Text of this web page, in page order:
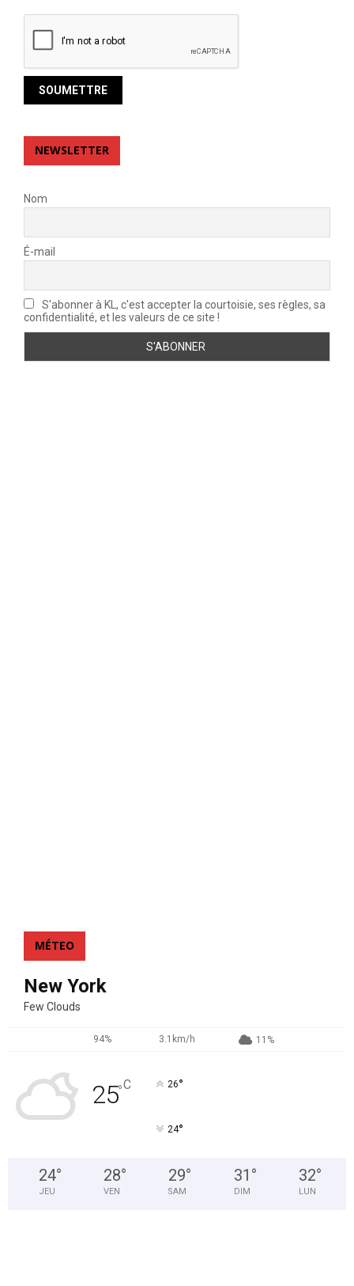
NEWSLETTER
Nom
É-mail
S'abonner à KL, c'est accepter la courtoisie, ses règles, sa
confidentialité, et les valeurs de ce site !
MÉTEO
New York
Few Clouds
94% 3.1km/h 11%
25°C 26°
24°
24°
JEU
28°
VEN
29°
SAM
31 °
DIM
32°
LUN